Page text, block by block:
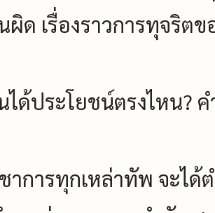
ด เรื่องราวการทุจริต
ด้ประโยชน์ตรงไหน?
การทุกเหล่าทัพ จะได้